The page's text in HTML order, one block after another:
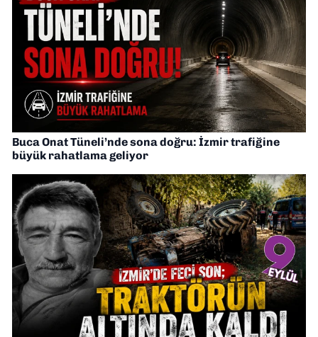
Buca Onat Tüneli’nde sona doğru: İzmir trafiğine
büyük rahatlama geliyor